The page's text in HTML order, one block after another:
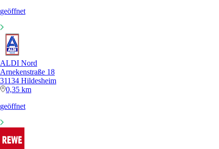
geöffnet
ALDI Nord
Arnekenstraße 18
31134 Hildesheim
0,35 km
geöffnet